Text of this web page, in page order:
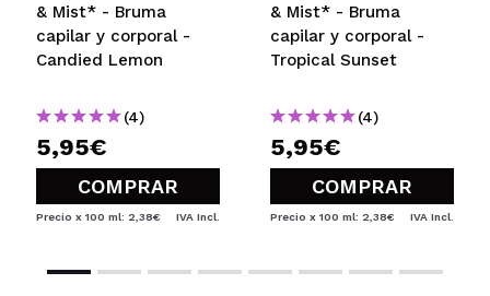
& Mist* - Bruma
capilar y corporal -
Candied Lemon
(4)
5,95€
COMPRAR
Precio x 100 ml: 2,38€ IVA Incl.
& Mist* - Bruma
capilar y corporal -
Tropical Sunset
(4)
5,95€
COMPRAR
Precio x 100 ml: 2,38€ IVA Incl.